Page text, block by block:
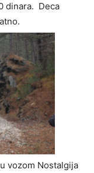
dinara. Deca
vozom Nostalgija